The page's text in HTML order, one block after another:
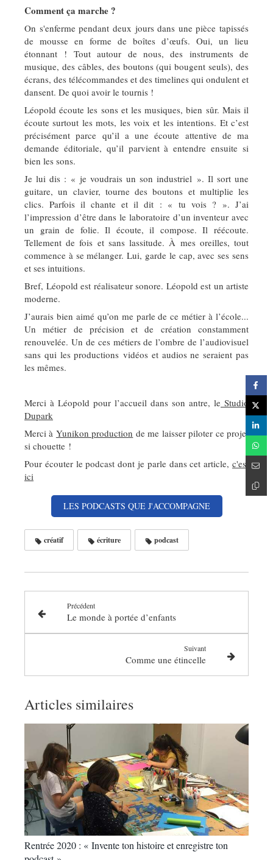
Comment ça marche ?
On s'enferme pendant deux jours dans une pièce tapissés
de mousse en forme de boîtes d’œufs. Oui, un lieu
étonnant ! Tout autour de nous, des instruments de
musique, des câbles, des boutons (qui bougent seuls), des
écrans, des télécommandes et des timelines qui ondulent et
dansent. De quoi avoir le tournis !
Léopold écoute les sons et les musiques, bien sûr. Mais il
écoute surtout les mots, les voix et les intentions. Et c’est
précisément parce qu’il a une écoute attentive de ma
demande éditoriale, qu’il parvient à entendre ensuite si
bien les sons.
Je lui dis : « je voudrais un son industriel ». Il sort une
guitare, un clavier, tourne des boutons et multiplie les
clics. Parfois il chante et il dit : « tu vois ? ». J’ai
l’impression d’être dans le laboratoire d’un inventeur avec
un grain de folie. Il écoute, il compose. Il réécoute.
Tellement de fois et sans lassitude. À mes oreilles, tout
commence à se mélanger. Lui, garde le cap, avec ses sens
et ses intuitions.
Bref, Léopold est réalisateur sonore. Léopold est un artiste
moderne.
J’aurais bien aimé qu’on me parle de ce métier à l’école...
Un métier de précision et de création constamment
renouvelée. Un de ces métiers de l’ombre de l’audiovisuel
sans qui les productions vidéos et audios ne seraient pas
les mêmes.
Merci à Léopold pour l’accueil dans son antre, le Studio
Dupark
Merci à Yunikon production de me laisser piloter ce projet
si chouette !
Pour écouter le podcast dont je parle dans cet article, c'est
ici
LES PODCASTS QUE J'ACCOMPAGNE
créatif écriture podcast
Précédent
Le monde à portée d’enfants
Suivant
Comme une étincelle
Articles similaires
Rentrée 2020 : « Invente ton histoire et enregistre ton